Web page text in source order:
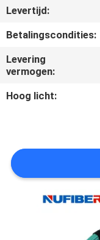
NIEUWS
VERZOEK
OM
EEN
SITEMAP
Levertijd:
Betalingscondities:
Levering
vermogen:
Hoog licht: